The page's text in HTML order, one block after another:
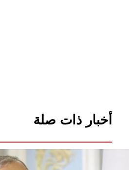
أخبار ذات صلة